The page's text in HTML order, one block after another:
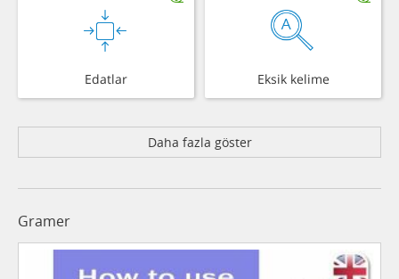
Edatlar Eksik kelime
Daha fazla göster
Gramer